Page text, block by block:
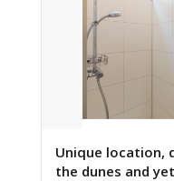
Unique
the dunes and